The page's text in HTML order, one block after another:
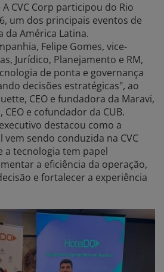
CVC Corp participou do Rio
um dos principais eventos de
da América Latina.
Felipe Gomes, vice-
Jurídico, Planejamento e RM,
de ponta e governança
decisões estratégicas", ao
CEO e fundadora da Maravi,
e cofundador da CUB.
destacou como a
sendo conduzida na CVC
a tecnologia tem papel
a eficiência da operação,
e fortalecer a experiência